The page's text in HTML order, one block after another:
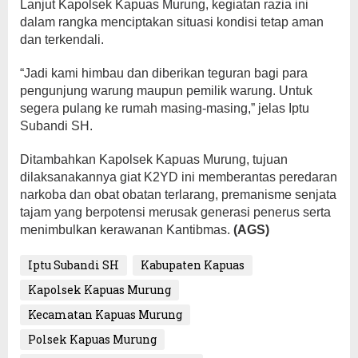
Lanjut Kapolsek Kapuas Murung, kegiatan razia ini
dalam rangka menciptakan situasi kondisi tetap aman
dan terkendali.
“Jadi kami himbau dan diberikan teguran bagi para
pengunjung warung maupun pemilik warung. Untuk
segera pulang ke rumah masing-masing,” jelas Iptu
Subandi SH.
Ditambahkan Kapolsek Kapuas Murung, tujuan
dilaksanakannya giat K2YD ini memberantas peredaran
narkoba dan obat obatan terlarang, premanisme senjata
tajam yang berpotensi merusak generasi penerus serta
menimbulkan kerawanan Kantibmas. (AGS)
Iptu Subandi SH
Kabupaten Kapuas
Kapolsek Kapuas Murung
Kecamatan Kapuas Murung
Polsek Kapuas Murung